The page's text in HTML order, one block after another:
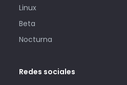
Linux
Beta
Nocturna
Redes sociales